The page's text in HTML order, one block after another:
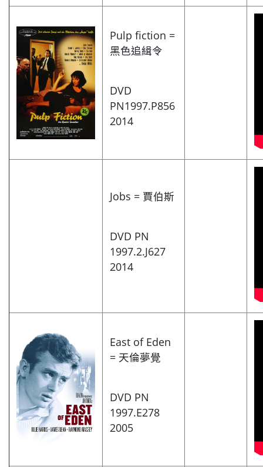
Pulp fiction =
黑色追緝令
DVD
PN1997.P856
2014
Jobs = 賈伯斯
DVD PN
1997.2.J627
2014
East of Eden
= 天倫夢覺
DVD PN
1997.E278
2005